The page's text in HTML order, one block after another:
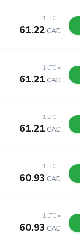
1 LTC =
61.22 CAD
1 LTC =
61.21 CAD
1 LTC =
61.21 CAD
1 LTC =
60.93 CAD
1 LTC =
60.93 CAD